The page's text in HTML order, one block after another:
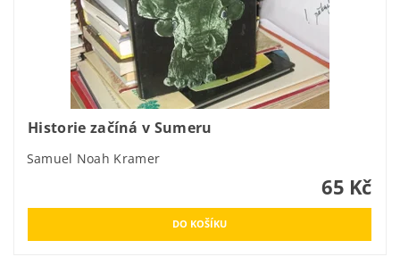
Historie začíná v Sumeru
Samuel Noah Kramer
65 Kč